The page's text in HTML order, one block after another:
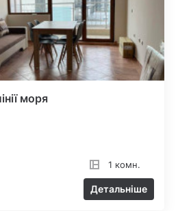
моря
1 комн.
Детальніше